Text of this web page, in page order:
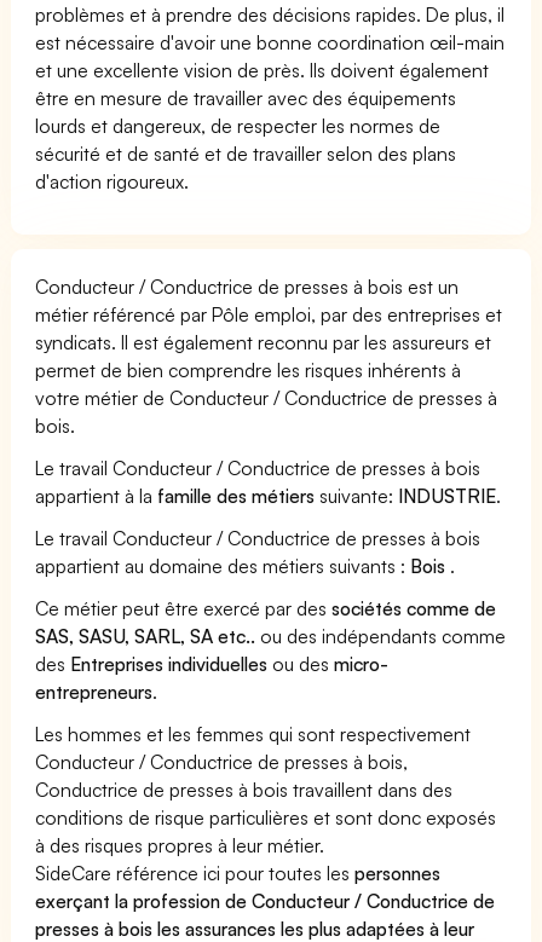
problèmes et à prendre des décisions rapides. De plus, il
est nécessaire d'avoir une bonne coordination œil-main
et une excellente vision de près. Ils doivent également
être en mesure de travailler avec des équipements
lourds et dangereux, de respecter les normes de
sécurité et de santé et de travailler selon des plans
d'action rigoureux.
Conducteur / Conductrice de presses à bois est un
métier référencé par Pôle emploi, par des entreprises et
syndicats. Il est également reconnu par les assureurs et
permet de bien comprendre les risques inhérents à
votre métier de Conducteur / Conductrice de presses à
bois.
Le travail Conducteur / Conductrice de presses à bois
appartient à la famille des métiers suivante: INDUSTRIE.
Le travail Conducteur / Conductrice de presses à bois
appartient au domaine des métiers suivants : Bois .
Ce métier peut être exercé par dessociétés comme de
SAS, SASU, SARL, SA etc.. ou des indépendants comme
des Entreprises individuelles ou desmicro-
entrepreneurs.
Les hommes et les femmes qui sont respectivement
Conducteur / Conductrice de presses à bois,
Conductrice de presses à bois travaillent dans des
conditions de risque particulières et sont donc exposés
à des risques propres à leur métier.
SideCare référence ici pour toutes lespersonnes
exerçant la profession de Conducteur / Conductrice de
presses à bois les assurances les plus adaptées à leur